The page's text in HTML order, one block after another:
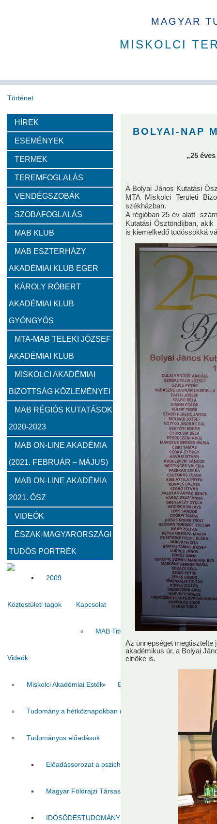
MAGYAR
MISKOLCI
Történet
Köszöntő
Díjazottak
Tudós arcképek
Csókás János Geleji Sándor Sályi István
Zambó János Takács Ernő
Választott vezetők Nem akadémikus
Közérdekű információk
SZMSZ
Alapítvány
2019 2018
2012 2011 2010
Közgyűlések
2019 2018
Határon túli kapcsolatok (beszámolók)
2020 2016 2015
2009
Köztestületi tagok Kapcsolat
MAB Titkárság Elnökség
Videók
Miskolci Akadémiai Esték Egri Akadémiai Esték
Tudomány a hétköznapokban (MITV) Tudomány a
Tudományos előadások
Előadássorozat a pszichológiai kutatások köréből 2022.
Magyar Földrajzi Társaság Borsodi Osztályának
IDŐSÖDÉSTUDOMÁNY A COVID-19 IDEJÉN:
HÍREK
ESEMÉNYEK
TERMEK
TEREMFOGLALÁS
VENDÉGSZOBÁK
SZOBAFOGLALÁS
MAB KLUB
MAB ESZTERHÁZY
AKADÉMIAI KLUB EGER
KÁROLY RÓBERT
AKADÉMIAI KLUB
GYÖNGYÖS
MTA-MAB TELEKI JÓZSEF
AKADÉMIAI KLUB
MISKOLCI AKADÉMIAI
BIZOTTSÁG KÖZLEMÉNYEI
MAB RÉGIÓS KUTATÁSOK
2020-2023
MAB ON-LINE AKADÉMIA
(2021. FEBRUÁR – MÁJUS)
MAB ON-LINE AKADÉMIA
2021. ŐSZ
VIDEÓK
ÉSZAK-MAGYARORSZÁGI
TUDÓS PORTRÉK
BOLYAI-NAP
„25
A Bolyai János Kutatási
MTA Miskolci Területi
székházban.
A régióban 25 év alatt
Kutatási Ösztöndíjban,
is kiemelkedő tudóssokká
Az ünnepséget megtisztelte
akadémikus úr, a Bolyai
elnöke is.